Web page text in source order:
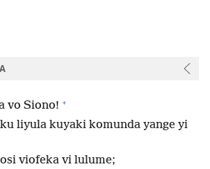
vo Siono! +
liyula kuyaki komunda yange yi
viofeka vi lulume;